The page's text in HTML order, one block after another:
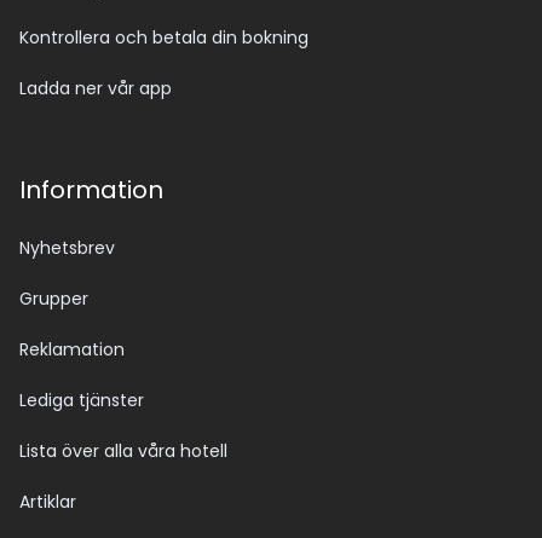
Kontrollera och betala din bokning
Ladda ner vår app
Information
Nyhetsbrev
Grupper
Reklamation
Lediga tjänster
Lista över alla våra hotell
Artiklar